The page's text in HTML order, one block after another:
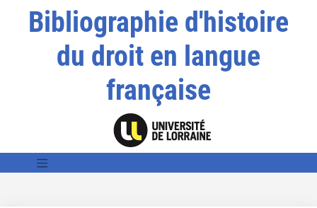
Bibliographie d'histoire
du droit en langue
française